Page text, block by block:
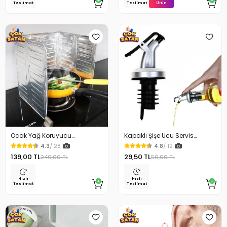
Teslimat
Teslimat
Ürün
Ocak Yağ Koruyucu
Alüminyum Levha 32.5 x 84
Cm
4.3/ 28
139,00 TL240,00 TL
Hızlı
Teslimat
Kapaklı Şişe Ucu Servis
Aparatı Yağdanlık Tıpa
4.8/ 12
29,50 TL50,00 TL
Hızlı
Teslimat